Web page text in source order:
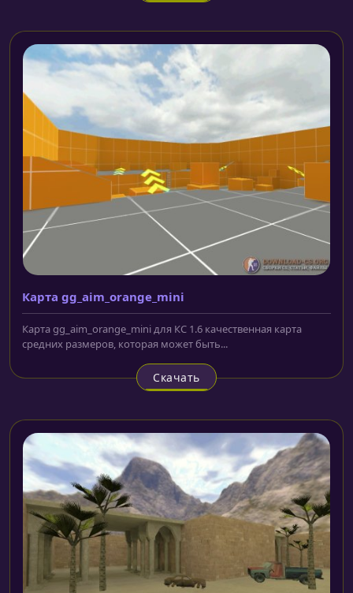
Карта gg_aim_orange_mini
Карта gg_aim_orange_mini для КС 1.6 качественная карта
средних размеров, которая может быть...
Скачать